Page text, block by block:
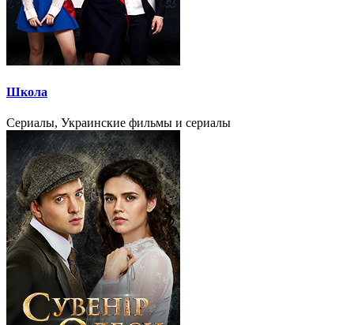
Школа
Сериалы, Украинские фильмы и сериалы